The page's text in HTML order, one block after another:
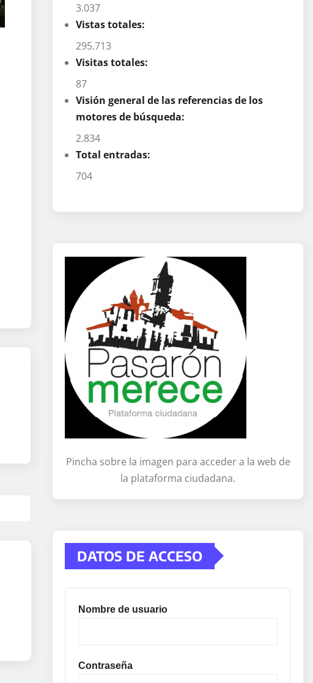
3.037
Vistas totales:
295.713
Visitas totales:
87
Visión general de las referencias de los
motores de búsqueda:
2.834
Total entradas:
704
Pincha sobre la imagen para acceder a la web de
la plataforma ciudadana.
DATOS DE ACCESO
Nombre de usuario
Contraseña